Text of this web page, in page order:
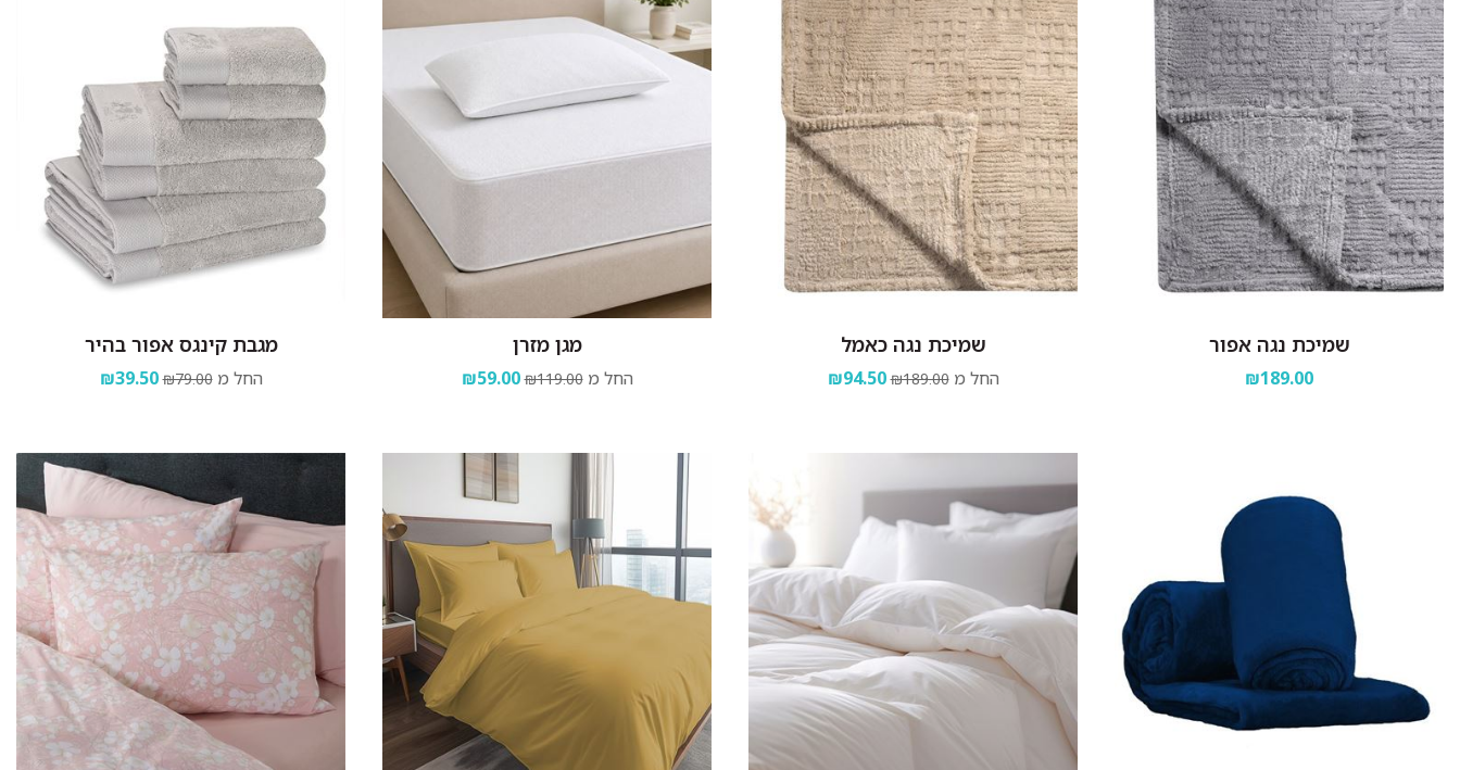
שמיכת נגה אפור
₪189.00
שמיכת נגה כאמל
החל מ ₪189.00
₪94.50
מגן מזרן
החל מ ₪119.00
₪59.00
מגבת קינגס אפור בהיר
החל מ ₪79.00
₪39.50